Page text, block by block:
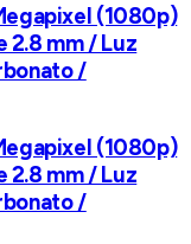
(1080p)
2.8 mm / Luz
/
(1080p)
2.8 mm / Luz
/